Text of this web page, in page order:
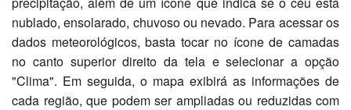
nublado, ensolarado, chuvoso ou nevado. Para acessar os
dados meteorológicos, basta tocar no ícone de camadas
no canto superior direito da tela e selecionar a opção
"Clima". Em seguida, o mapa exibirá as informações de
cada região, que podem ser ampliadas ou reduzidas com